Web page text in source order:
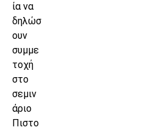
ία να
δηλώσ
ουν
συμμε
τοχή
στο
σεμιν
άριο
Πιστο